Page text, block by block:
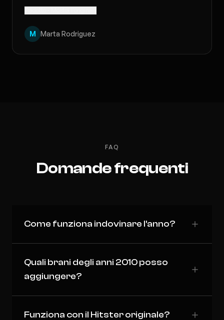
M Marta Rodriguez
FAQ
Domande frequenti
Come funziona indovinare l'anno?
Quali brani degli anni 2010 posso
aggiungere?
Funziona con il Hitster originale?